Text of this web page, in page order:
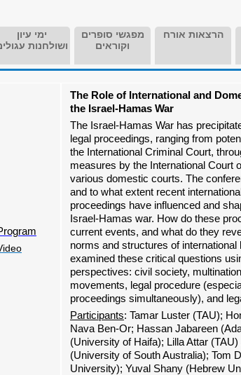
הרצאות אורח
מפגשי סופרים
וקוראים
ימי עיון
ושולחנות
The Role of International and
the Israel-Hamas War
The Israel-Hamas War has
legal proceedings, ranging from
the International Criminal Court,
measures by the International Court
various domestic courts. The
and to what extent recent
proceedings have influenced and
Israel-Hamas war. How do these
current events, and what do they
norms and structures of international
examined these critical questions
perspectives: civil society,
movements, legal procedure
proceedings simultaneously), and
Participants: Tamar Luster (TAU);
Nava Ben-Or; Hassan Jabareen
(University of Haifa); Lilla Attar
(University of South Australia); Tom
University); Yuval Shany (Hebrew